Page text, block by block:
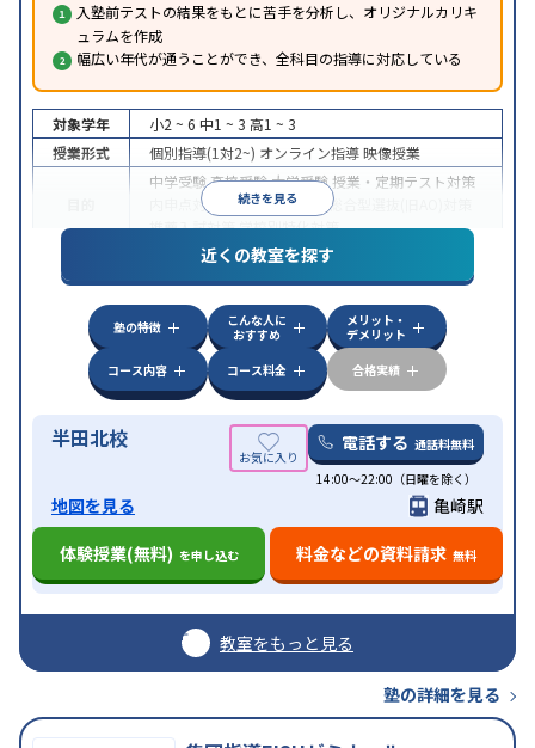
入塾前テストの結果をもとに苦手を分析し、オリジナルカリキ
ュラムを作成
幅広い年代が通うことができ、全科目の指導に対応している
続きを見る
対象学年 小2 ~ 6 中1 ~ 3 高1 ~ 3
授業形式
個別指導(1対2~) オンライン指導映像授業
中学受験高校受験大学受験 授業・定期テスト対策
内申点対策
学習習慣の定着
総合型選抜(旧AO)対策
推薦入試対策学校別特化対策
特徴
中高一貫校生に対応授業の振替可能
オンライン対応1科目から受講可能季節講習の
みの受講可
近くの教室を探す
塾の特徴
こんな人に
おすすめ
メリット・
デメリット
コース内容
コース料金 合格実績
半田北校 電話する 通話料無料
14:00〜22:00（日曜を除く）
地図を見る
亀崎駅
体験授業(無料) を申し込む 料金などの資料請求 無料
教室をもっと見る
塾の詳細を見る